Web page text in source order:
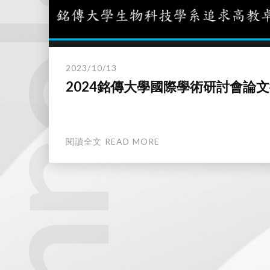
2023/10/13
2024銘傳大學國際學術研討會論
閱讀全文 READ MORE